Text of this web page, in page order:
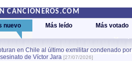
CANCIONEROS.COM
nuevo Más leído Más votado
en Chile al último exmilitar condenado por
de Víctor Jara [27/07/2026]